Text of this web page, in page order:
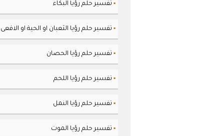
▪ تفسير حلم رؤيا البكاء
▪ تفسير حلم رؤيا الثعبان او الحية او الافعى
▪ تفسير حلم رؤيا الحصان
▪ تفسير حلم رؤيا اللحم
▪ تفسير حلم رؤيا النمل
▪ تفسير حلم رؤيا الموت